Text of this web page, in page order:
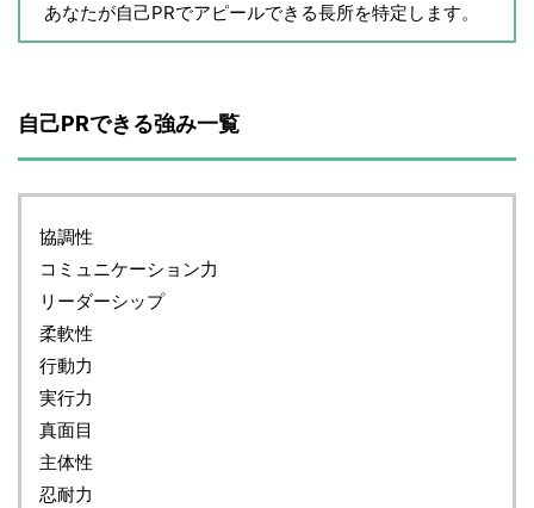
あなたが自己PRでアピールできる長所を特定します。
自己PRできる強み一覧
協調性
コミュニケーション力
リーダーシップ
柔軟性
行動力
実行力
真面目
主体性
忍耐力